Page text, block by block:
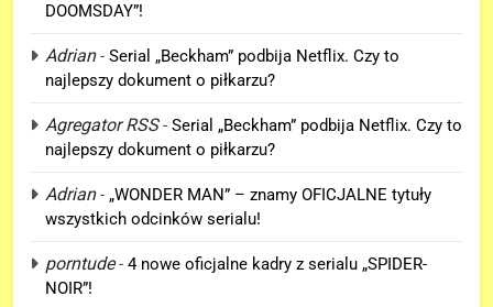
DOOMSDAY”!
Adrian- Serial „Beckham” podbija Netflix. Czy to
najlepszy dokument o piłkarzu?
Agregator RSS- Serial „Beckham” podbija Netflix. Czy to
najlepszy dokument o piłkarzu?
Adrian- „WONDER MAN” – znamy OFICJALNE tytuły
wszystkich odcinków serialu!
porntude- 4 nowe oficjalne kadry z serialu „SPIDER-
NOIR”!
5
niedługo dowiemy się znaczenia
sceny po napisach „SPIDER-
MAN: BRAND NEW DAY”!
6
Kolejne informacje o roli